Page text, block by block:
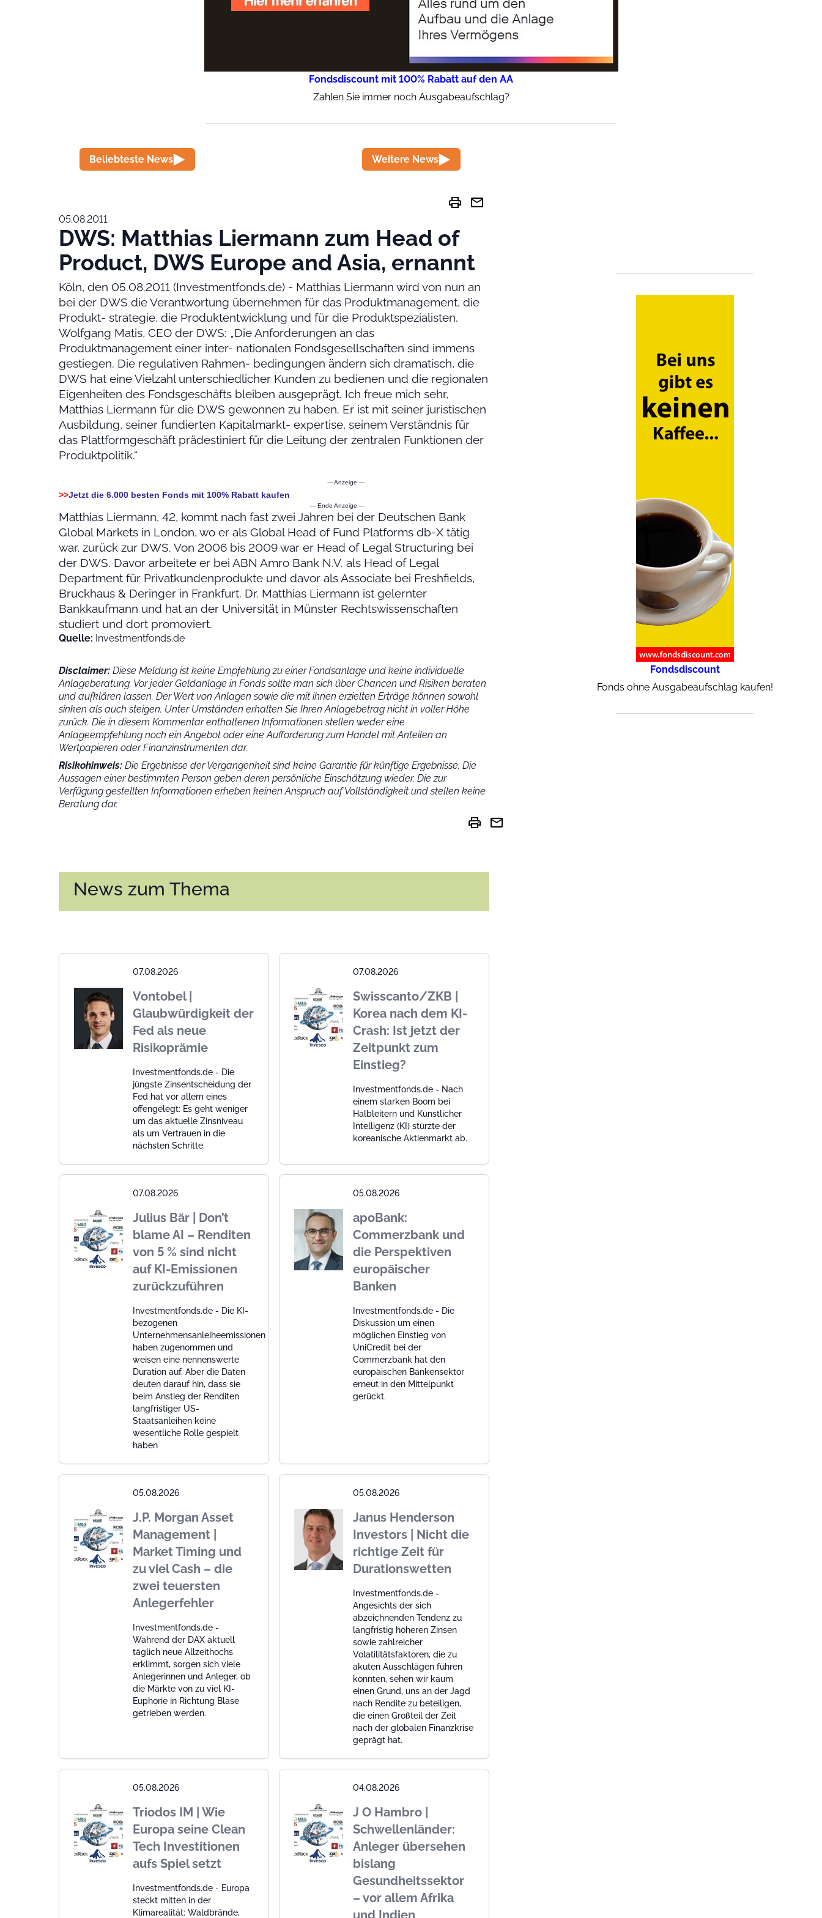
Fondsdiscount mit 100% Rabatt auf den AA
Zahlen Sie immer noch Ausgabeaufschlag?
Beliebteste News Weitere News
print mail
05.08.2011
DWS: Matthias Liermann zum Head of
Product, DWS Europe and Asia, ernannt
Köln, den 05.08.2011 (Investmentfonds.de) - Matthias Liermann wird von nun an
bei der DWS die Verantwortung übernehmen für das Produktmanagement, die
Produkt- strategie, die Produktentwicklung und für die Produktspezialisten.
Wolfgang Matis, CEO der DWS: „Die Anforderungen an das
Produktmanagement einer inter- nationalen Fondsgesellschaften sind immens
gestiegen. Die regulativen Rahmen- bedingungen ändern sich dramatisch, die
DWS hat eine Vielzahl unterschiedlicher Kunden zu bedienen und die regionalen
Eigenheiten des Fondsgeschäfts bleiben ausgeprägt. Ich freue mich sehr,
Matthias Liermann für die DWS gewonnen zu haben. Er ist mit seiner juristischen
Ausbildung, seiner fundierten Kapitalmarkt- expertise, seinem Verständnis für
das Plattformgeschäft prädestiniert für die Leitung der zentralen Funktionen der
Produktpolitik.“
--- Anzeige ---
>>Jetzt die 6.000 besten Fonds mit 100% Rabatt kaufen
--- Ende Anzeige ---
Matthias Liermann, 42, kommt nach fast zwei Jahren bei der Deutschen Bank
Global Markets in London, wo er als Global Head of Fund Platforms db-X tätig
war, zurück zur DWS. Von 2006 bis 2009 war er Head of Legal Structuring bei
der DWS. Davor arbeitete er bei ABN Amro Bank N.V. als Head of Legal
Department für Privatkundenprodukte und davor als Associate bei Freshfields,
Bruckhaus & Deringer in Frankfurt. Dr. Matthias Liermann ist gelernter
Bankkaufmann und hat an der Universität in Münster Rechtswissenschaften
studiert und dort promoviert.
Quelle: Investmentfonds.de
Disclaimer: Diese Meldung ist keine Empfehlung zu einer Fondsanlage und keine individuelle
Anlageberatung. Vor jeder Geldanlage in Fonds sollte man sich über Chancen und Risiken beraten
und aufklären lassen. Der Wert von Anlagen sowie die mit ihnen erzielten Erträge können sowohl
sinken als auch steigen. Unter Umständen erhalten Sie Ihren Anlagebetrag nicht in voller Höhe
zurück. Die in diesem Kommentar enthaltenen Informationen stellen weder eine
Anlageempfehlung noch ein Angebot oder eine Aufforderung zum Handel mit Anteilen an
Wertpapieren oder Finanzinstrumenten dar.
Risikohinweis: Die Ergebnisse der Vergangenheit sind keine Garantie für künftige Ergebnisse. Die
Aussagen einer bestimmten Person geben deren persönliche Einschätzung wieder. Die zur
Verfügung gestellten Informationen erheben keinen Anspruch auf Vollständigkeit und stellen keine
Beratung dar.
print mail
News zum Thema
07.08.2026
Vontobel |
Glaubwürdigkeit der
Fed als neue
Risikoprämie
Investmentfonds.de - Die
jüngste Zinsentscheidung der
Fed hat vor allem eines
offengelegt: Es geht weniger
um das aktuelle Zinsniveau
als um Vertrauen in die
nächsten Schritte.
07.08.2026
Swisscanto/ZKB |
Korea nach dem KI-
Crash: Ist jetzt der
Zeitpunkt zum
Einstieg?
Investmentfonds.de - Nach
einem starken Boom bei
Halbleitern und Künstlicher
Intelligenz (KI) stürzte der
koreanische Aktienmarkt ab.
07.08.2026
Julius Bär | Don’t
blame AI – Renditen
von 5 % sind nicht
auf KI-Emissionen
zurückzuführen
Investmentfonds.de - Die KI-
bezogenen
Unternehmensanleiheemissionen
haben zugenommen und
weisen eine nennenswerte
Duration auf. Aber die Daten
deuten darauf hin, dass sie
beim Anstieg der Renditen
langfristiger US-
Staatsanleihen keine
wesentliche Rolle gespielt
haben
05.08.2026
apoBank:
Commerzbank und
die Perspektiven
europäischer
Banken
Investmentfonds.de - Die
Diskussion um einen
möglichen Einstieg von
UniCredit bei der
Commerzbank hat den
europäischen Bankensektor
erneut in den Mittelpunkt
gerückt.
05.08.2026
J.P. Morgan Asset
Management |
Market Timing und
zu viel Cash – die
zwei teuersten
Anlegerfehler
Investmentfonds.de -
Während der DAX aktuell
täglich neue Allzeithochs
erklimmt, sorgen sich viele
Anlegerinnen und Anleger, ob
die Märkte von zu viel KI-
Euphorie in Richtung Blase
getrieben werden.
05.08.2026
Janus Henderson
Investors | Nicht die
richtige Zeit für
Durationswetten
Investmentfonds.de -
Angesichts der sich
abzeichnenden Tendenz zu
langfristig höheren Zinsen
sowie zahlreicher
Volatilitätsfaktoren, die zu
akuten Ausschlägen führen
könnten, sehen wir kaum
einen Grund, uns an der Jagd
nach Rendite zu beteiligen,
die einen Großteil der Zeit
nach der globalen Finanzkrise
geprägt hat.
05.08.2026
Triodos IM | Wie
Europa seine Clean
Tech Investitionen
aufs Spiel setzt
Investmentfonds.de - Europa
steckt mitten in der
Klimarealität: Waldbrände,
04.08.2026
J O Hambro |
Schwellenländer:
Anleger übersehen
bislang
Gesundheitssektor
– vor allem Afrika
und Indien
Fondsdiscount
Fonds ohne Ausgabeaufschlag kaufen!